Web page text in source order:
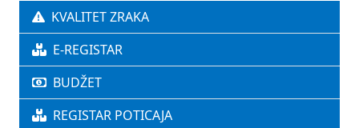
KVALITET ZRAKA
E-REGISTAR
BUDŽET
REGISTAR POTICAJA